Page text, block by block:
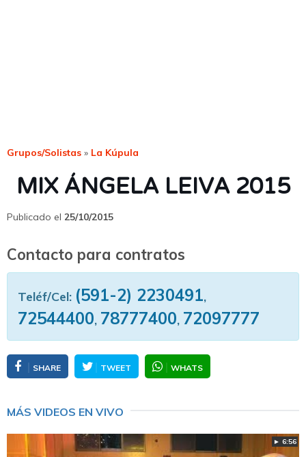
Grupos/Solistas » La Kúpula
MIX ÁNGELA LEIVA 2015
Publicado el 25/10/2015
Contacto para contratos
Teléf/Cel: (591-2) 2230491,
72544400, 78777400, 72097777
SHARE TWEET WHATS
MÁS VIDEOS EN VIVO
► 6:56